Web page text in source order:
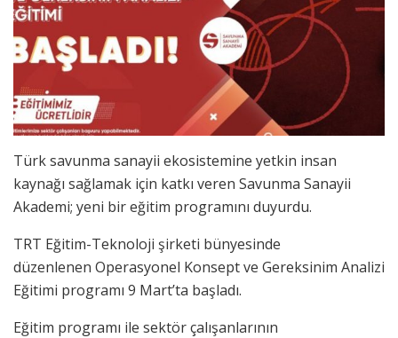
Türk savunma sanayii ekosistemine yetkin insan
kaynağı sağlamak için katkı veren Savunma Sanayii
Akademi; yeni bir eğitim programını duyurdu.
TRT Eğitim-Teknoloji şirketi bünyesinde
düzenlenen Operasyonel Konsept ve Gereksinim Analizi
Eğitimi programı 9 Mart’ta başladı.
Eğitim programı ile sektör çalışanlarının